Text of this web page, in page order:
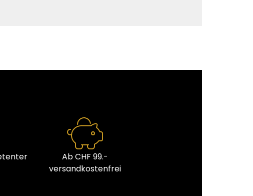
Ab CHF 99.-
versandkostenfrei